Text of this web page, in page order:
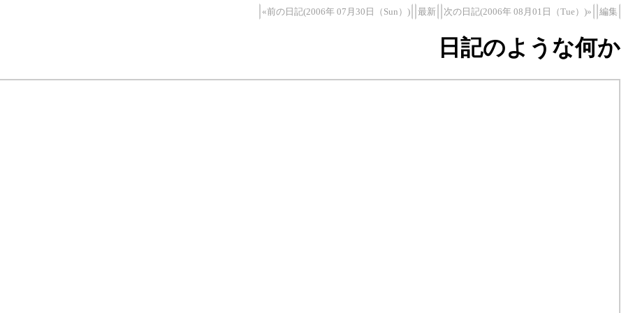
«前の日記(2006年 07月30日（Sun）) 最新 次の日記(2006年 08月01日（Tue）)» 編集
日記のような何か